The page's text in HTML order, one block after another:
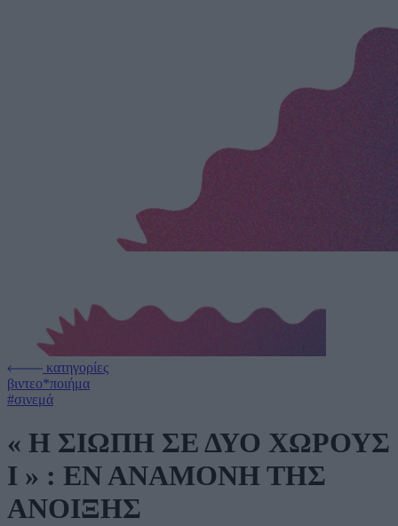
κατηγορίες
βιντεο*ποιήμα
#σινεμά
« Η ΣΙΩΠΗ ΣΕ ΔΥΟ ΧΩΡΟΥΣ
I » : ΕΝ ΑΝΑΜΟΝΗ ΤΗΣ
ΑΝΟΙΞΗΣ